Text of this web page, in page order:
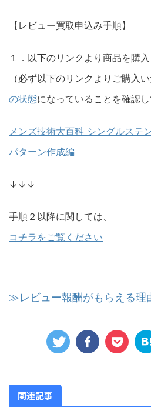
【レビュー買取申込み手順】
１．以下のリンクより商品を購入
（必ず以下のリンクよりご購入
の状態になっていることを確認し
メンズ技術大百科 シングルステ
パターン作成編
↓↓↓
手順２以降に関しては、
コチラをご覧ください
≫レビュー報酬がもらえる理
関連記事